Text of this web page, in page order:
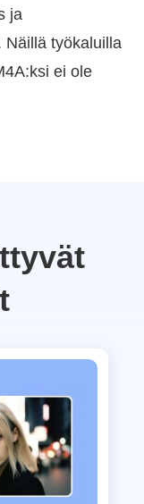
ja
Näillä työkaluilla
ei ole